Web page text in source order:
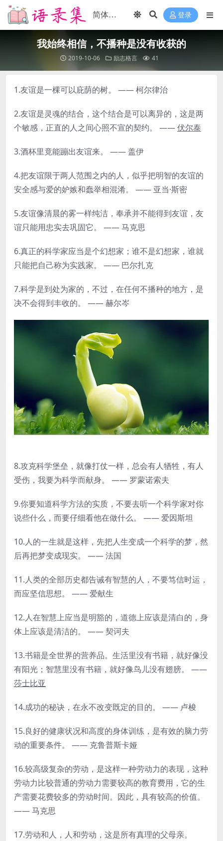
登录
我始终相信，不播种是没有收获的
2019-10-06 励志格言 41
1.友谊是一棵可以庇荫的树。 —— 柯尔律治
2.友谊是灵魂的结合，这个结合是可以离异的，这是两
个敏感，正直的人之间心照不宣的契约。 ——伏尔泰
3.酒杯里竟能蹦出友谊来。 —— 盖伊
4.把友谊限于两人范围之内的人，似乎把明智的友谊的
安全感与爱的妒嫉和蠢举相混淆。 —— 亚当·斯密
5.友谊像清晨的雾一样纯洁，奉承并不能得到友谊，友
谊只能用忠实去巩固它。 —— 马克思
6.真正的科学家应当是个幻想家；谁不是幻想家，谁就
只能把自己称为实践家。 —— 巴尔扎克
7.科学是到处为家的，不过，在任何不播种的地方，是
决不会得到丰收的。 —— 赫尔岑
8.攻克科学堡垒，就像打仗一样，总会有人牺牲，有人
受伤，我要为科学而献身。 —— 罗蒙诺索夫
9.你要知道科学方法的实质，不要去听一个科学家对你
说些什么，而要仔细看他在做什么。 —— 爱因斯坦
10.人的一生就是这样，先把人生变成一个科学的梦，然
后再把梦变成现实。 —— 法国
11.人类的全部历史都告诫有智慧的人，不要笃信时运，
而应坚信思想。 —— 爱献生
12.人在智慧上应当是明豁的，道德上应该是清白的，身
体上应该是清洁的。 —— 契诃夫
13.书籍是全世界的营养品。生活里没有书籍，就好像没
有阳光；智慧里没有书籍，就好像鸟儿没有翅膀。 ——
莎士比亚
14.成功的秘诀，在永不改变既定的目的。 —— 卢梭
15.良好的健康状况和高度的身体训练，是有效的脑力劳
动的重要条件。 —— 克鲁普斯卡娅
16.较高级复杂的劳动，是这样一种劳动力的表现，这种
劳动力比较普通的劳动力需要较高的教育费用，它的生
产需要花费较多的劳动时间。因此，具有较高的价值。
—— 马克思
17.劳动和人，人和劳动，这是所有真理的父母亲。